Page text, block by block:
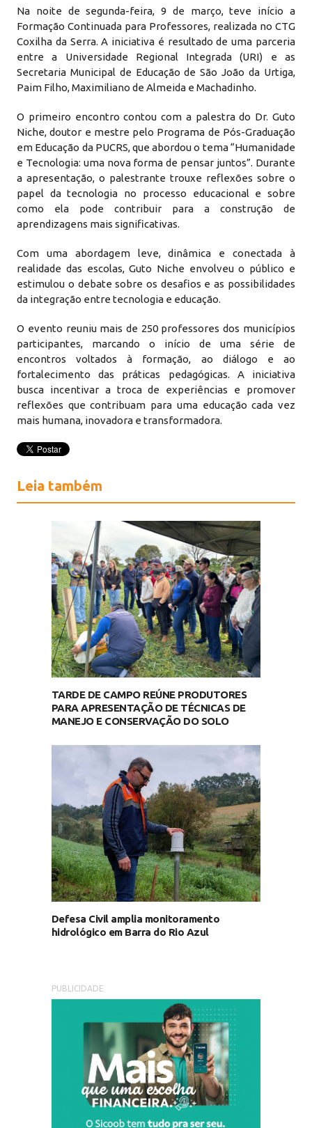
Na noite de segunda-feira, 9 de março, teve início a
Formação Continuada para Professores, realizada no CTG
Coxilha da Serra. A iniciativa é resultado de uma parceria
entre a Universidade Regional Integrada (URI) e as
Secretaria Municipal de Educação de São João da Urtiga,
Paim Filho, Maximiliano de Almeida e Machadinho.
O primeiro encontro contou com a palestra do Dr. Guto
Niche, doutor e mestre pelo Programa de Pós-Graduação
em Educação da PUCRS, que abordou o tema “Humanidade
e Tecnologia: uma nova forma de pensar juntos”. Durante
a apresentação, o palestrante trouxe reflexões sobre o
papel da tecnologia no processo educacional e sobre
como ela pode contribuir para a construção de
aprendizagens mais significativas.
Com uma abordagem leve, dinâmica e conectada à
realidade das escolas, Guto Niche envolveu o público e
estimulou o debate sobre os desafios e as possibilidades
da integração entre tecnologia e educação.
O evento reuniu mais de 250 professores dos municípios
participantes, marcando o início de uma série de
encontros voltados à formação, ao diálogo e ao
fortalecimento das práticas pedagógicas. A iniciativa
busca incentivar a troca de experiências e promover
reflexões que contribuam para uma educação cada vez
mais humana, inovadora e transformadora.
Leia também
TARDE DE CAMPO REÚNE PRODUTORES
PARA APRESENTAÇÃO DE TÉCNICAS DE
MANEJO E CONSERVAÇÃO DO SOLO
Defesa Civil amplia monitoramento
hidrológico em Barra do Rio Azul
PUBLICIDADE